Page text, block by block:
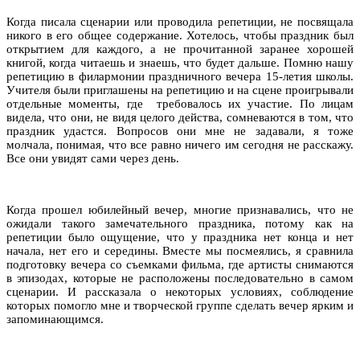
Когда писала сценарии или проводила репетиции, не посвящала
никого в его общее содержание. Хотелось, чтобы праздник был
открытием для каждого, а не прочитанной заранее хорошей
книгой, когда читаешь и знаешь, что будет дальше. Помню нашу
репетицию в филармонии праздничного вечера 15-летия школы.
Учителя были приглашены на репетицию и на сцене проигрывали
отдельные моменты, где требовалось их участие. По лицам
видела, что они, не видя целого действа, сомневаются в том, что
праздник удастся. Вопросов они мне не задавали, я тоже
молчала, понимая, что все равно ничего им сегодня не расскажу.
Все они увидят сами через день.
Когда прошел юбилейный вечер, многие признавались, что не
ожидали такого замечательного праздника, потому как на
репетиции было ощущение, что у праздника нет конца и нет
начала, нет его и середины. Вместе мы посмеялись, я сравнила
подготовку вечера со съемками фильма, где артисты снимаются
в эпизодах, которые не расположены последовательно в самом
сценарии. И рассказала о некоторых условиях, соблюдение
которых помогло мне и творческой группе сделать вечер ярким и
запоминающимся.